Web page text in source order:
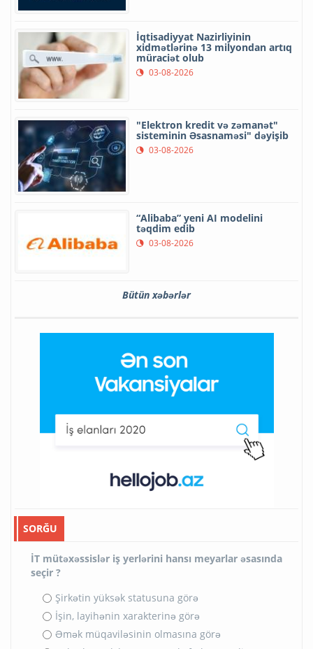
İqtisadiyyat Nazirliyinin
xidmətlərinə 13 milyondan artıq
müraciət olub
03-08-2026
"Elektron kredit və zəmanət"
sisteminin Əsasnaməsi" dəyişib
03-08-2026
“Alibaba” yeni AI modelini
təqdim edib
03-08-2026
Bütün xəbərlər
SORĞU
İT mütəxəssislər iş yerlərini hansı meyarlar əsasında
seçir ?
Şirkətin yüksək statusuna görə
İşin, layihənin xarakterinə görə
Əmək müqaviləsinin olmasına görə